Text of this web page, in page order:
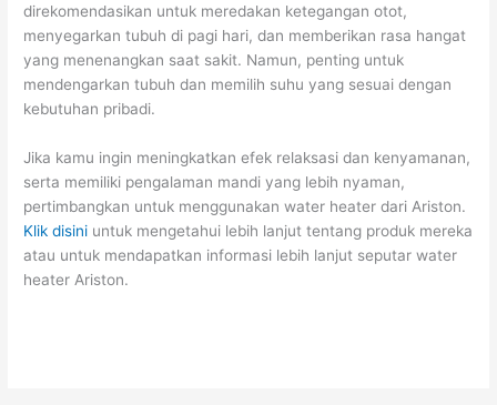
direkomendasikan untuk meredakan ketegangan otot,
menyegarkan tubuh di pagi hari, dan memberikan rasa hangat
yang menenangkan saat sakit. Namun, penting untuk
mendengarkan tubuh dan memilih suhu yang sesuai dengan
kebutuhan pribadi.
Jika kamu ingin meningkatkan efek relaksasi dan kenyamanan,
serta memiliki pengalaman mandi yang lebih nyaman,
pertimbangkan untuk menggunakan water heater dari Ariston.
Klik disini untuk mengetahui lebih lanjut tentang produk mereka
atau untuk mendapatkan informasi lebih lanjut seputar water
heater Ariston.